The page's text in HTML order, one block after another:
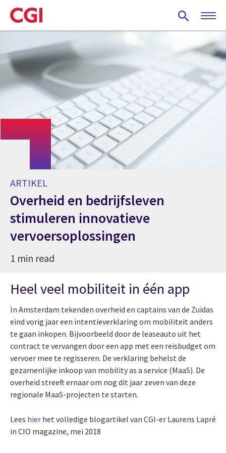
Skip
to
main
ARTIKEL
Overheid en bedrijfsleven
stimuleren innovatieve
vervoersoplossingen
1 min read
Heel veel mobiliteit in één app
In Amsterdam tekenden overheid en captains van de Zuidas
eind vorig jaar een intentieverklaring om mobiliteit anders
te gaan inkopen. Bijvoorbeeld door de leaseauto uit het
contract te vervangen door een app met een reisbudget om
vervoer mee te regisseren. De verklaring behelst de
gezamenlijke inkoop van mobility as a service (MaaS). De
overheid streeft ernaar om nog dit jaar zeven van deze
regionale MaaS-projecten te starten.
Lees hier het volledige blogartikel van CGI-er Laurens Lapré
in CIO magazine, mei 2018